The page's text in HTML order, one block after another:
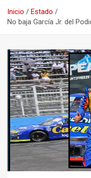
Inicio
Estado
No baja García Jr. del